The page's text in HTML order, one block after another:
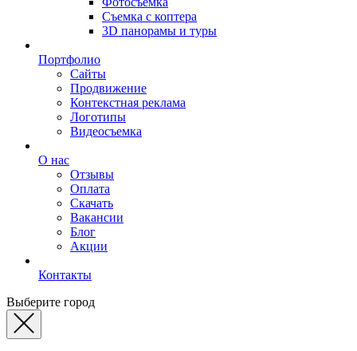
Съемка с коптера
3D панорамы и туры
Портфолио
Сайты
Продвижение
Контекстная реклама
Логотипы
Видеосъемка
О нас
Отзывы
Оплата
Скачать
Вакансии
Блог
Акции
Контакты
Выберите город